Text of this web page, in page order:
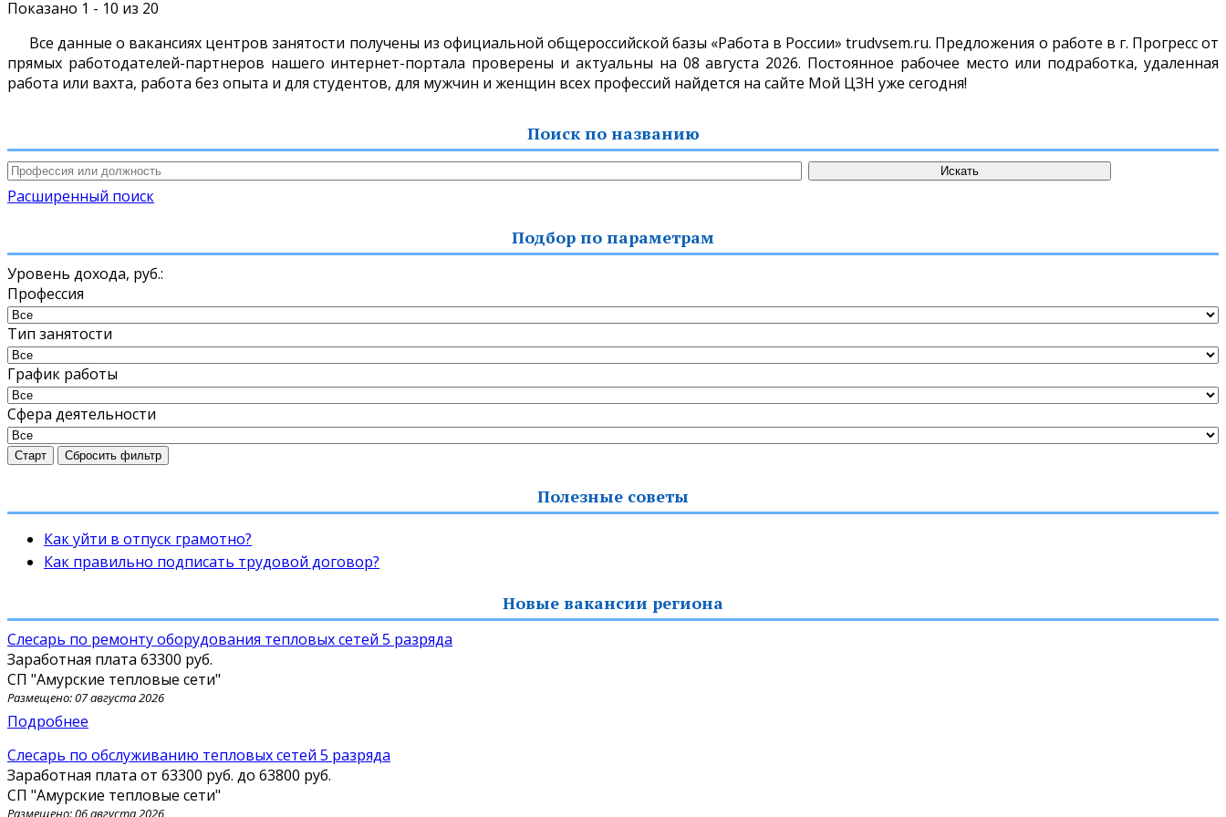
Показано 1 - 10 из 20
Все данные о вакансиях центров занятости получены из официальной общероссийской базы «Работа в России» trudvsem.ru. Предложения о работе в г. Прогресс от
прямых работодателей-партнеров нашего интернет-портала проверены и актуальны на 08 августа 2026. Постоянное рабочее место или подработка, удаленная
работа или вахта, работа без опыта и для студентов, для мужчин и женщин всех профессий найдется на сайте Мой ЦЗН уже сегодня!
Поиск по названию
Расширенный поиск
Подбор по параметрам
Уровень дохода, руб.:
Профессия
Тип занятости
График работы
Сфера деятельности
Старт Сбросить фильтр
Полезные советы
Как уйти в отпуск грамотно?
Как правильно подписать трудовой договор?
Новые вакансии региона
Слесарь по ремонту оборудования тепловых сетей 5 разряда
Заработная плата 63300 руб.
СП "Амурские тепловые сети"
Размещено: 07 августа 2026
Подробнее
Слесарь по обслуживанию тепловых сетей 5 разряда
Заработная плата от 63300 руб. до 63800 руб.
СП "Амурские тепловые сети"
Размещено: 06 августа 2026